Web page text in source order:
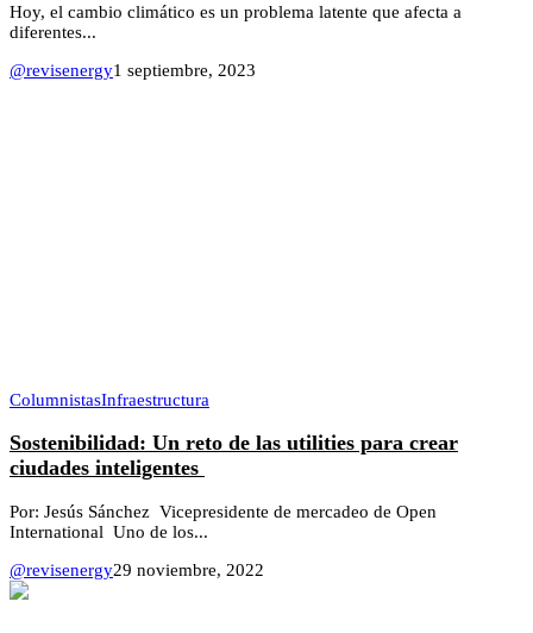
Hoy, el cambio climático es un problema latente que afecta a
diferentes...
@revisenergy1 septiembre, 2023
ColumnistasInfraestructura
Sostenibilidad: Un reto de las utilities para crear
ciudades inteligentes
Por: Jesús Sánchez Vicepresidente de mercadeo de Open
International Uno de los...
@revisenergy29 noviembre, 2022